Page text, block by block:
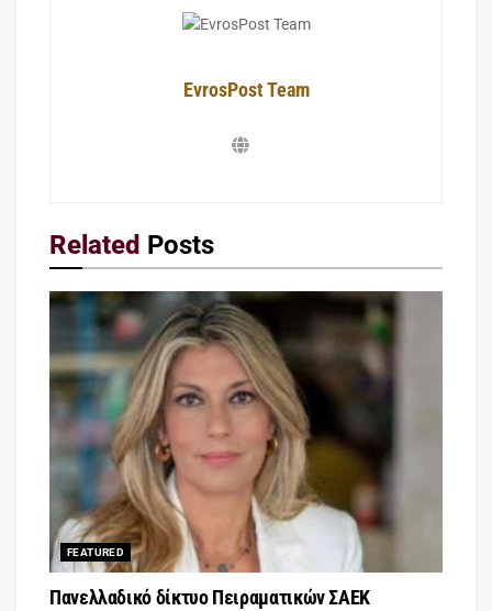
EvrosPost Team
Related Posts
FEATURED
Πανελλαδικό δίκτυο Πειραματικών ΣΑΕΚ